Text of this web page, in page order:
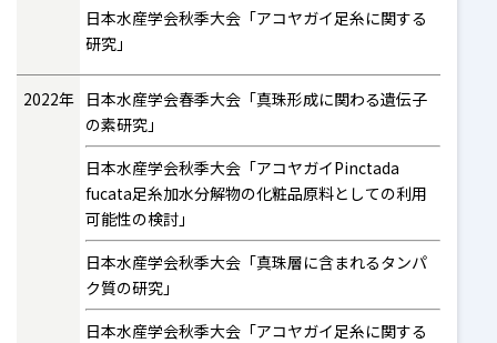
日本水産学会秋季大会「アコヤガイ足糸に関する
研究」
2022年 日本水産学会春季大会「真珠形成に関わる遺伝子
の素研究」
日本水産学会秋季大会「アコヤガイPinctada
fucata足糸加水分解物の化粧品原料としての利用
可能性の検討」
日本水産学会秋季大会「真珠層に含まれるタンパ
ク質の研究」
日本水産学会秋季大会「アコヤガイ足糸に関する